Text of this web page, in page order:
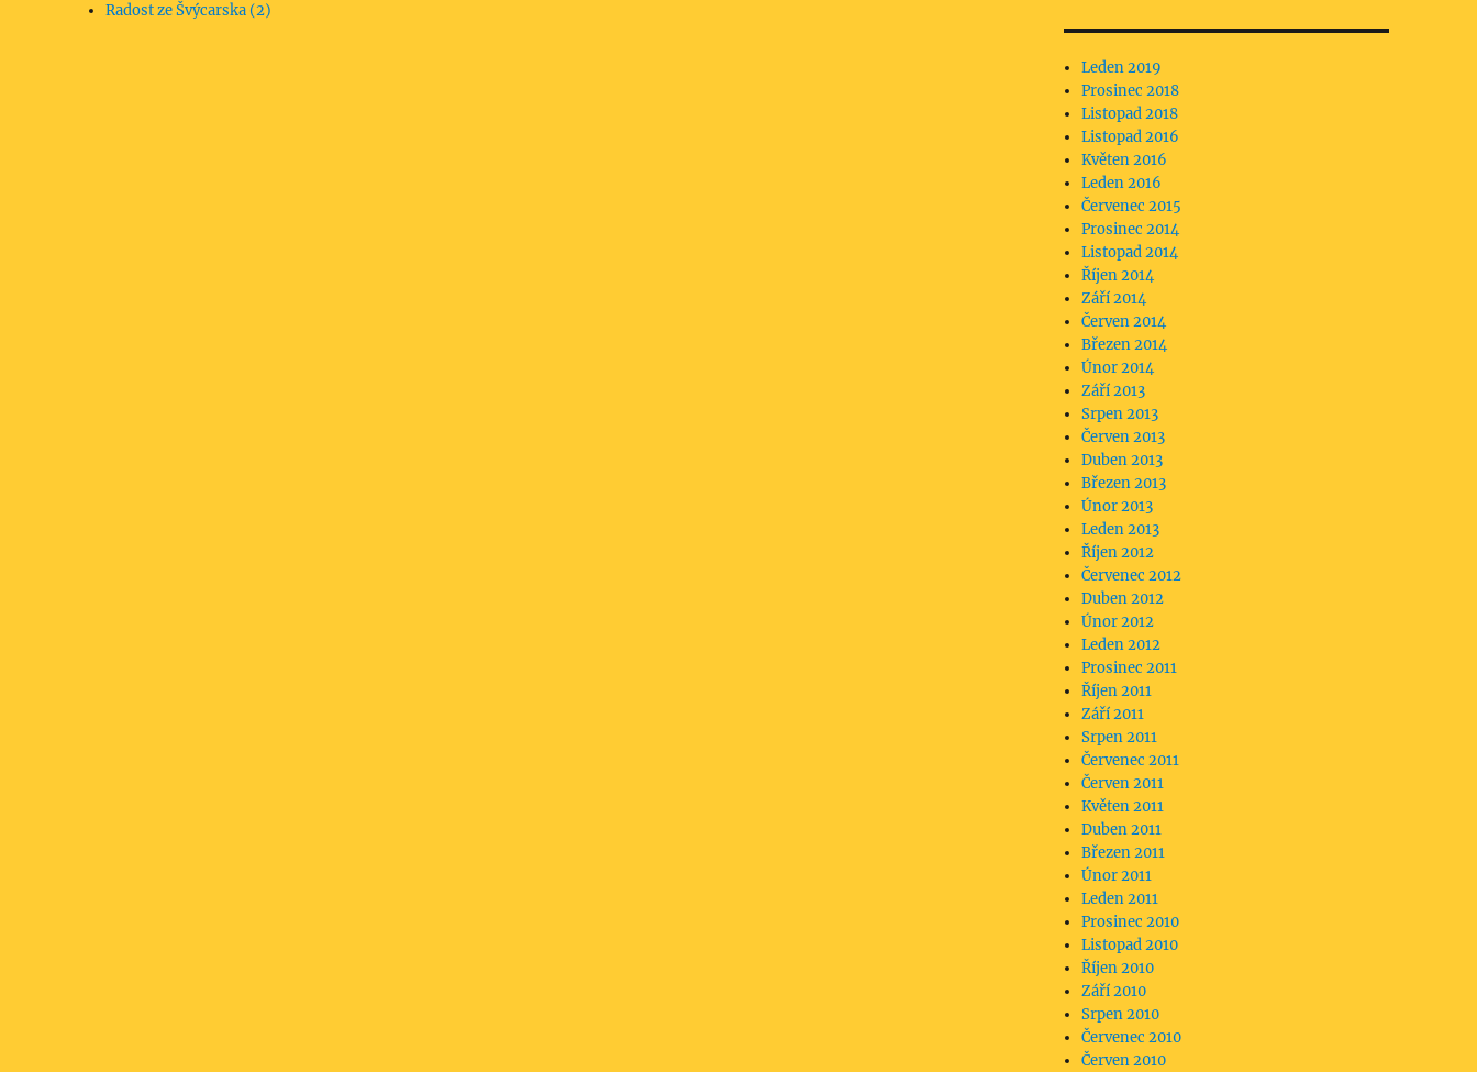
Radost ze Švýcarska (2)
Leden 2019
Prosinec 2018
Listopad 2018
Listopad 2016
Květen 2016
Leden 2016
Červenec 2015
Prosinec 2014
Listopad 2014
Říjen 2014
Září 2014
Červen 2014
Březen 2014
Únor 2014
Září 2013
Srpen 2013
Červen 2013
Duben 2013
Březen 2013
Únor 2013
Leden 2013
Říjen 2012
Červenec 2012
Duben 2012
Únor 2012
Leden 2012
Prosinec 2011
Říjen 2011
Září 2011
Srpen 2011
Červenec 2011
Červen 2011
Květen 2011
Duben 2011
Březen 2011
Únor 2011
Leden 2011
Prosinec 2010
Listopad 2010
Říjen 2010
Září 2010
Srpen 2010
Červenec 2010
Červen 2010